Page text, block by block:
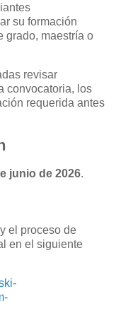
su formación
grado, maestría o
revisar
convocatoria, los
requerida antes
junio de 2026.
el proceso de
en el siguiente